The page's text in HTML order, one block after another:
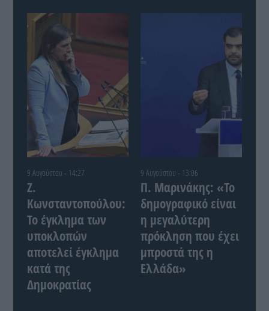
9 Αυγούστου - 14:27
Ζ.
Κωνσταντοπούλου:
Το έγκλημα των
υποκλοπών
αποτελεί έγκλημα
κατά της
Δημοκρατίας
9 Αυγούστου - 13:06
Π. Μαρινάκης: «Το
δημογραφικό είναι
η μεγαλύτερη
πρόκληση που έχει
μπροστά της η
Ελλάδα»